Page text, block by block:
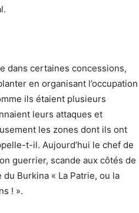
dans certaines concessions,
en organisant l’occupation
ils étaient plusieurs
leurs attaques et
les zones dont ils ont
t-il. Aujourd’hui le chef de
guerrier, scande aux côtés de
Burkina « La Patrie, ou la
! ».